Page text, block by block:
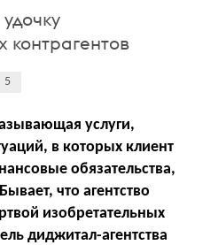
контрагентов
5
услуги,
в которых клиент
обязательства,
что агентство
изобретательных
диджитал-агентства